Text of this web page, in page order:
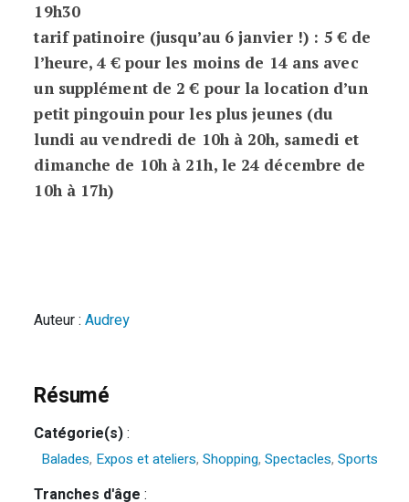
19h30
tarif patinoire (jusqu’au 6 janvier !) : 5 € de
l’heure, 4 € pour les moins de 14 ans avec
un supplément de 2 € pour la location d’un
petit pingouin pour les plus jeunes (du
lundi au vendredi de 10h à 20h, samedi et
dimanche de 10h à 21h, le 24 décembre de
10h à 17h)
Auteur :Audrey
Résumé
Catégorie(s):
Balades, Expos et ateliers,Shopping,Spectacles,Sports
Tranches d'âge :